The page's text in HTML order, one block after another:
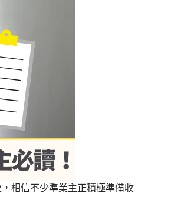
相信不少準業主正積極準備收